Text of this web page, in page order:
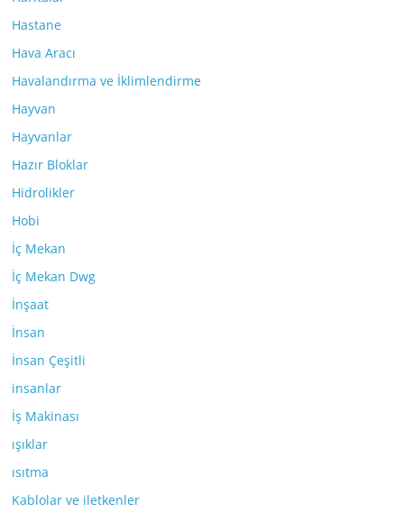
Hastane
Hava Aracı
Havalandırma ve İklimlendirme
Hayvan
Hayvanlar
Hazır Bloklar
Hidrolikler
Hobi
İç Mekan
İç Mekan Dwg
İnşaat
İnsan
İnsan Çeşitli
insanlar
İş Makinası
ışıklar
ısıtma
Kablolar ve iletkenler